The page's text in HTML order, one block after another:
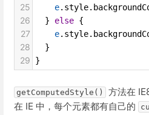
25 e. style.
26
  }
else {
27 e. style.
28
  }
29 }
getComputedStyle()
方法在
在 IE 中，每个元素都有自己的